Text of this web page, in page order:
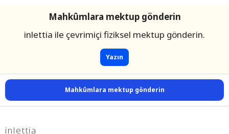
Mahkûmlara mektup gönderin
inlettia ile çevrimiçi fiziksel mektup gönderin.
Yazın
Mahkûmlara mektup gönderin
inlettia